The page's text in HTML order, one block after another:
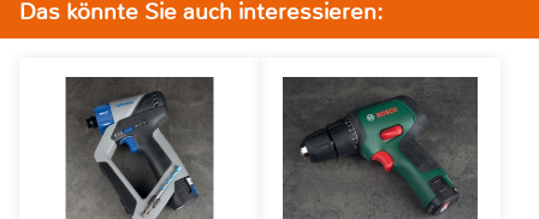
Das könnte Sie auch interessieren: